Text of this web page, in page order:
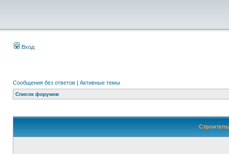
Вход
Сообщения без ответов | Активные темы
Список форумов